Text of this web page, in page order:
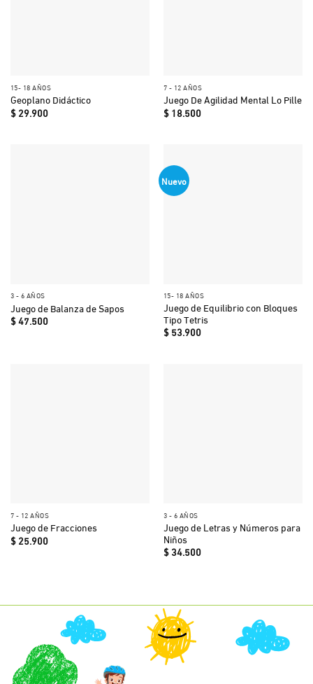
15- 18 AÑOS
Geoplano Didáctico
$29.900
7 - 12 AÑOS
Juego De Agilidad Mental Lo Pille
$18.500
3 - 6 AÑOS
Juego de Balanza de Sapos
$47.500
Nuevo
15- 18 AÑOS
Juego de Equilibrio con Bloques
Tipo Tetris
$53.900
7 - 12 AÑOS
Juego de Fracciones
$25.900
3 - 6 AÑOS
Juego de Letras y Números para
Niños
$34.500